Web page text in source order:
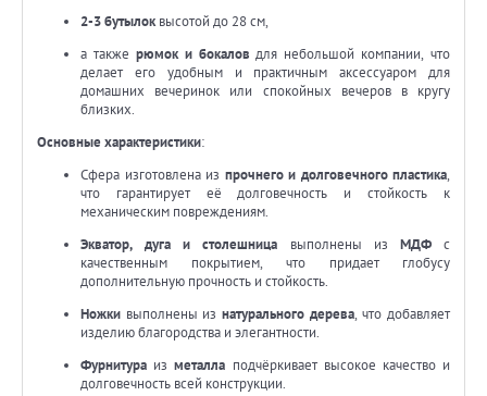
2-3 бутылоквысотой до 28 см,
а также рюмок и бокалов для небольшой компании, что
делает его удобным и практичным аксессуаром для
домашних вечеринок или спокойных вечеров в кругу
близких.
Основные характеристики:
Сфера изготовлена из прочнего и долговечного пластика,
что гарантирует её долговечность и стойкость к
механическим повреждениям.
Экватор, дуга и столешница выполнены из МДФс
качественным покрытием, что придает глобусу
дополнительную прочность и стойкость.
Ножки выполнены из натурального дерева, что добавляет
изделию благородства и элегантности.
Фурнитура изметалла подчёркивает высокое качество и
долговечность всей конструкции.